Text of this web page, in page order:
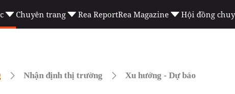
Chuyên trang Rea ReportRea Magazine Hội đồng
Nhận định thị trường Xu hướng - Dự báo